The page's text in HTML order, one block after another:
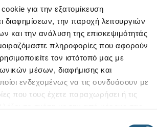
για την εξατομίκευση
διαφημίσεων, την παροχή λειτουργιών
και την ανάλυση της επισκεψιμότητάς
πληροφορίες που αφορούν
τον ιστότοπό μας με
μέσων, διαφήμισης και
ενδεχομένως να τις συνδυάσουν με
που τους έχετε παραχωρήσει ή τις